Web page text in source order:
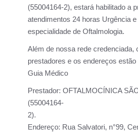
(55004164-2), estará habilitado a
atendimentos 24 horas Urgência
especialidade de Oftalmologia.
Além de nossa rede credenciada,
prestadores e os endereços
Guia Médico
Prestador: OFTALMOCÍNICA
(55004164-
Endereço: Rua Salvatori, n°99,